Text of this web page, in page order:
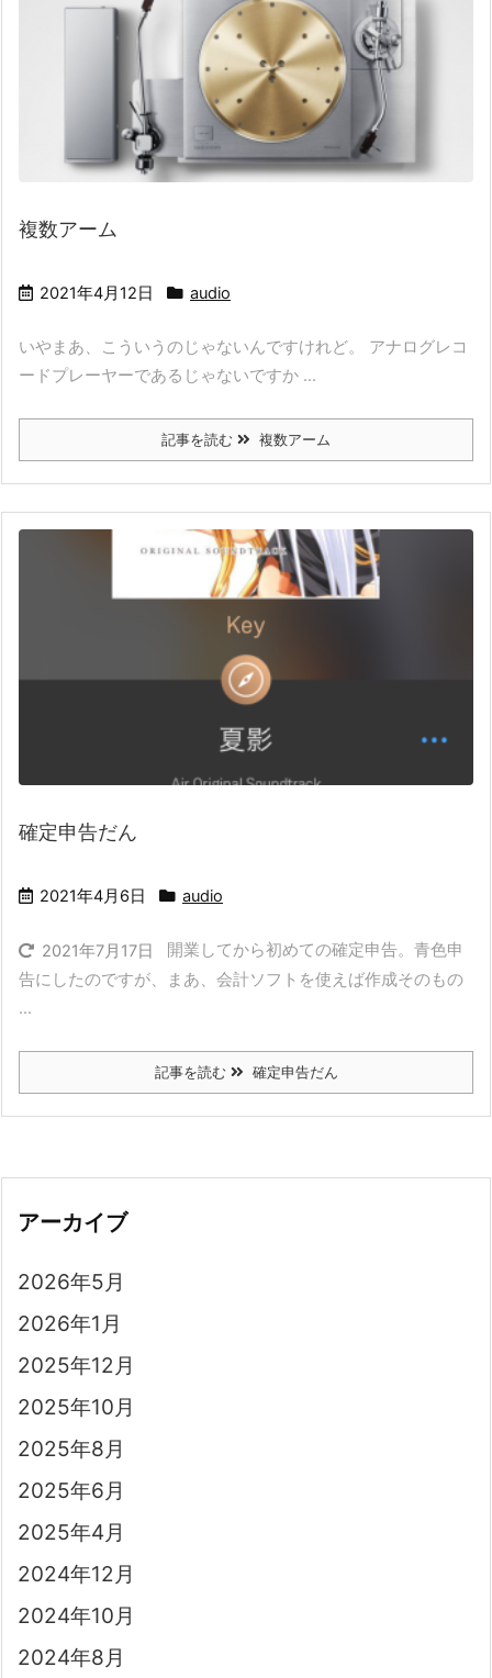
複数アーム
2021年4月12日 audio
いやまあ、こういうのじゃないんですけれど。 アナログレコ
ードプレーヤーであるじゃないですか ...
記事を読む 複数アーム
確定申告だん
2021年4月6日 audio
2021年7月17日
開業してから初めての確定申告。青色申
告にしたのですが、まあ、会計ソフトを使えば作成そのもの
...
記事を読む 確定申告だん
アーカイブ
2026年5月
2026年1月
2025年12月
2025年10月
2025年8月
2025年6月
2025年4月
2024年12月
2024年10月
2024年8月